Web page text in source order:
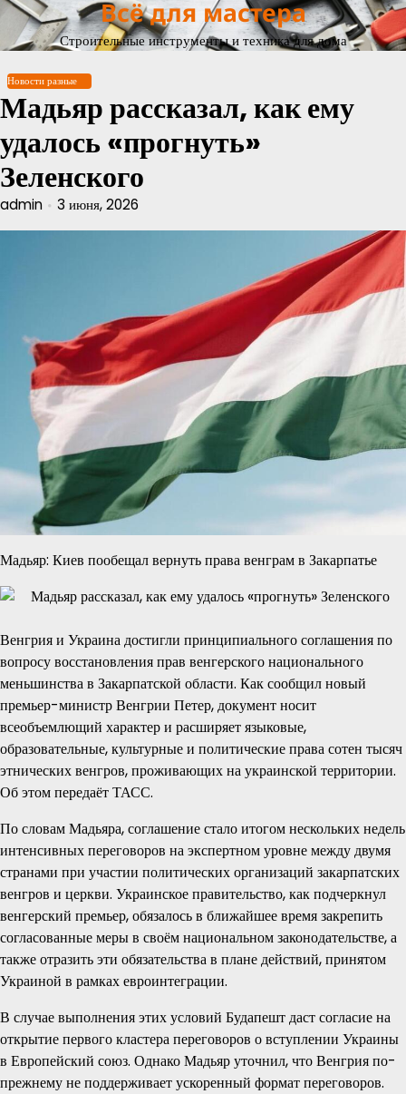
Перейти
содержимому
Всё для мастера
Строительные инструменты и техника для дома
Новости разные
Мадьяр рассказал, как ему
удалось «прогнуть»
Зеленского
admin 3 июня, 2026
Мадьяр: Киев пообещал вернуть права венграм в Закарпатье
Венгрия и Украина достигли принципиального соглашения по
вопросу восстановления прав венгерского национального
меньшинства в Закарпатской области. Как сообщил новый
премьер-министр Венгрии Петер, документ носит
всеобъемлющий характер и расширяет языковые,
образовательные, культурные и политические права сотен тысяч
этнических венгров, проживающих на украинской территории.
Об этом передаёт ТАСС.
По словам Мадьяра, соглашение стало итогом нескольких недель
интенсивных переговоров на экспертном уровне между двумя
странами при участии политических организаций закарпатских
венгров и церкви. Украинское правительство, как подчеркнул
венгерский премьер, обязалось в ближайшее время закрепить
согласованные меры в своём национальном законодательстве, а
также отразить эти обязательства в плане действий, принятом
Украиной в рамках евроинтеграции.
В случае выполнения этих условий Будапешт даст согласие на
открытие первого кластера переговоров о вступлении Украины
в Европейский союз. Однако Мадьяр уточнил, что Венгрия по-
прежнему не поддерживает ускоренный формат переговоров.